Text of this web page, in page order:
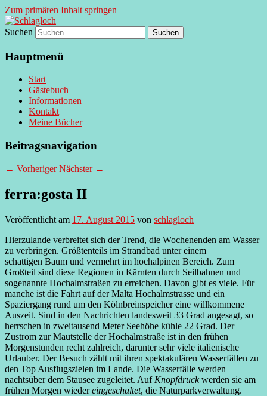
Zum primären Inhalt springen
Schlagloch
supersberger taggedanken
Suchen
Hauptmenü
Start
Gästebuch
Informationen
Kontakt
Meine Bücher
Beitragsnavigation
← Vorheriger Nächster →
ferra:gosta II
Veröffentlicht am 17. August 2015 von schlagloch
Hierzulande verbreitet sich der Trend, die Wochenenden am Wasser
zu verbringen. Größtenteils im Strandbad unter einem
schattigen Baum und vermehrt im hochalpinen Bereich. Zum
Großteil sind diese Regionen in Kärnten durch Seilbahnen und
sogenannte Hochalmstraßen zu erreichen. Davon gibt es viele. Für
manche ist die Fahrt auf der Malta Hochalmstrasse und ein
Spaziergang rund um den Kölnbreinspeicher eine willkommene
Auszeit. Sind in den Nachrichten landesweit 33 Grad angesagt, so
herrschen in zweitausend Meter Seehöhe kühle 22 Grad. Der
Zustrom zur Mautstelle der Hochalmstraße ist in den frühen
Morgenstunden recht zahlreich, darunter sehr viele italienische
Urlauber. Der Besuch zählt mit ihren spektakulären Wasserfällen zu
den Top Ausflugszielen im Lande. Die Wasserfälle werden
nachtsüber dem Stausee zugeleitet. Auf Knopfdruckwerden sie am
frühen Morgen wiedereingeschaltet, die Naturparkverwaltung.